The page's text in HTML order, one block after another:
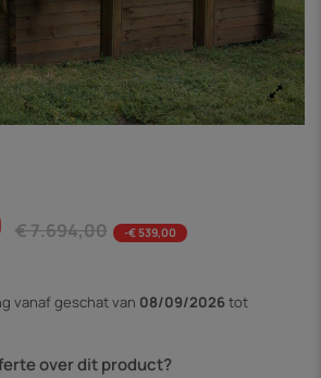
€ 7.694,00
-€ 539,00
vanafgeschat van 08/09/2026tot
over dit product?